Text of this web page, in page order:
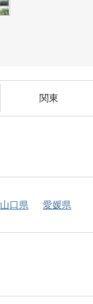
関東
山口県 愛媛県